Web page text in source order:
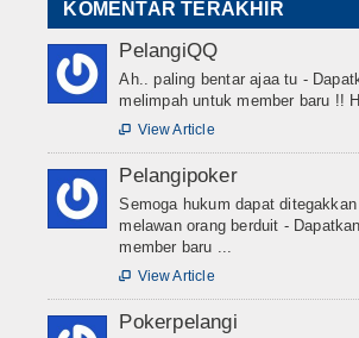
KOMENTAR TERAKHIR
PelangiQQ
Ah.. paling bentar ajaa tu -
melimpah untuk member baru !!
 View Article
Pelangipoker
Semoga hukum dapat
melawan orang berduit -
member baru ...
 View Article
Pokerpelangi